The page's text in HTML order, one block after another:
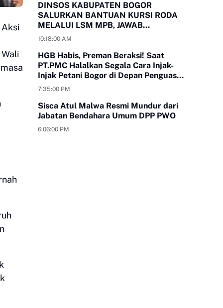
Aksi
DINSOS KABUPATEN BOGOR
SALURKAN BANTUAN KURSI RODA
MELALUI LSM MPB, JAWAB
KEBUTUHAN WARGA
10:18:00 AM
HGB Habis, Preman Beraksi! Saat
PT.PMC Halalkan Segala Cara Injak-
Injak Petani Bogor di Depan Penguasa
yang Bungkam
7:35:00 PM
Sisca Atul Malwa Resmi Mundur dari
Jabatan Bendahara Umum DPP PWO
6:06:00 PM